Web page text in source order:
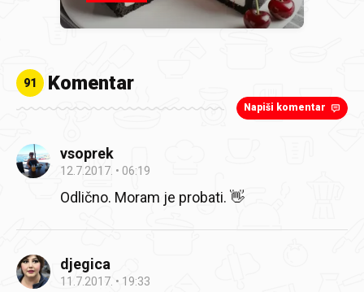
91 Komentar
Napiši komentar
vsoprek
12.7.2017. 06:19
Odlično. Moram je probati. 👋
djegica
11.7.2017. 19:33